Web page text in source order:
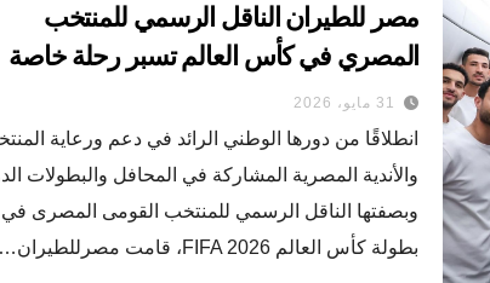
مصر للطيران الناقل الرسمي للمنتخب
المصري في كأس العالم تسبر رحلة خاصة
تنقل منتخب الفراعنة الى الولايات المتحدة
31 مايو، 2026
انطلاقًا من دورها الوطني الرائد في دعم ورعاية
والأندية المصرية المشاركة في المحافل والبطولات
وبصفتها الناقل الرسمي للمنتخب القومى المصرى في
بطولة كأس العالم FIFA 2026، قامت مصرللطيران…